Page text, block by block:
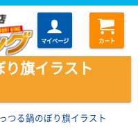
マイページ カート
り旗イラスト
つる鍋のぼり旗イラスト